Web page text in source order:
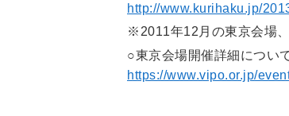
http://www.kurihaku.jp/
※2011年12月の東京会場
○東京会場開催詳細につい
https://www.vipo.or.jp/